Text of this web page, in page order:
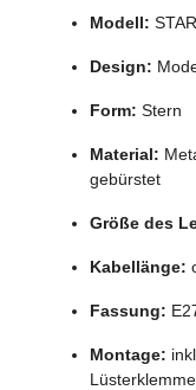
Modell: STAR
Design:
Form: Stern
Material:
gebürstet
Größe des
Kabellänge:
Fassung:
Montage:
Lüsterklemme